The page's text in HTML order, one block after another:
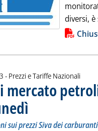
diversi,
PDF alla
- Prezzi e Tariffe Nazionali
mercato
. Sottotitolo: Le variazioni
. Pubblicata venerdì 28
sui prezzi Siva dei